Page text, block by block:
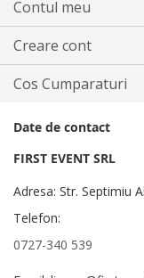
Contul meu
Creare cont
Cos Cumparaturi
Date de contact
FIRST EVENT SRL
Adresa: Str. Septimiu
Telefon:
0727-340 539